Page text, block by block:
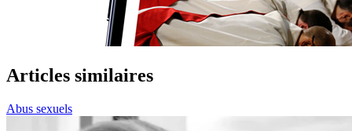
Articles similaires
Abus sexuels